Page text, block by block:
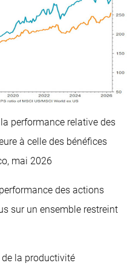
performance relative des
à celle des bénéfices
mai 2026
des actions
sur un ensemble restreint
la productivité